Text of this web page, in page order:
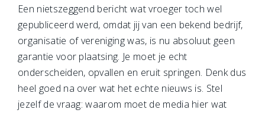
Een nietszeggend bericht wat vroeger toch wel
gepubliceerd werd, omdat jij van een bekend bedrijf,
organisatie of vereniging was, is nu absoluut geen
garantie voor plaatsing. Je moet je echt
onderscheiden, opvallen en eruit springen. Denk dus
heel goed na over wat het echte nieuws is. Stel
jezelf de vraag: waarom moet de media hier wat